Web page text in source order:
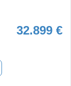
32.899 €